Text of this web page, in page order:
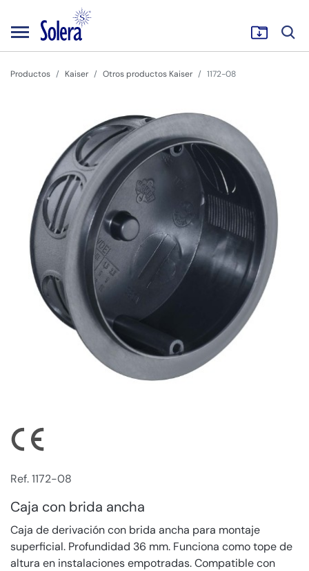
Productos Kaiser Otros productos Kaiser 1172-08
Ref. 1172-08
Caja con brida ancha
Caja de derivación con brida ancha para montaje
superficial. Profundidad 36 mm. Funciona como tope de
altura en instalaciones empotradas. Compatible con